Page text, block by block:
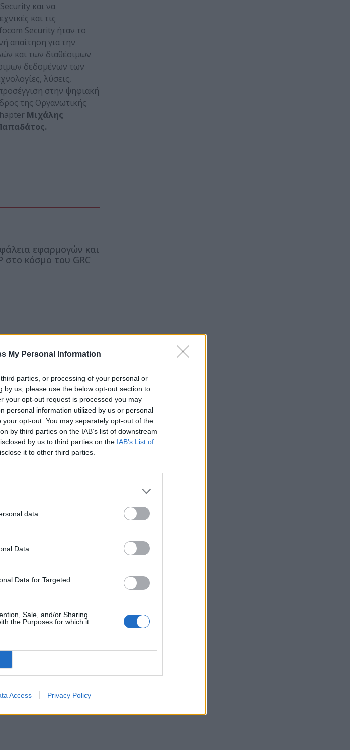
My Personal Information
parties, or processing of your personal or
us, please use the below opt-out section to
your opt-out request is processed you may
personal information utilized by us or personal
opt-out. You may separately opt-out of the
by third parties on the IAB’s list of downstream
by us to third parties on the IAB’s List of
it to other third parties.
data.
Data.
Data for Targeted
Sale, and/or Sharing
the Purposes for which it
Access Privacy Policy
και να
και τις
Security ήταν το
απαίτηση για την
και των διαθέσιμων
δεδομένων των
λύσεις,
στην ψηφιακή
της Οργανωτικής
Μιχάλης
εφαρμογών και
στο κόσμο του GRC